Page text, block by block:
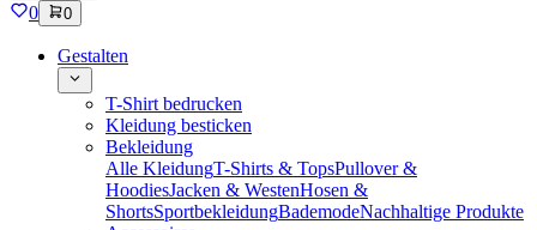
0 0
Gestalten
T-Shirt bedrucken
Kleidung besticken
Bekleidung
Alle KleidungT-Shirts & TopsPullover &
HoodiesJacken & WestenHosen &
ShortsSportbekleidungBademodeNachhaltige Produkte